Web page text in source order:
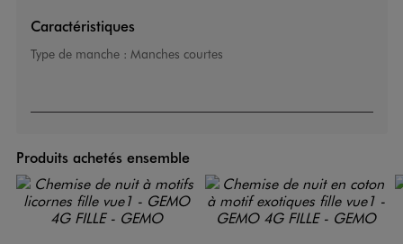
Caractéristiques
Type de manche : Manches courtes
Produits achetés ensemble